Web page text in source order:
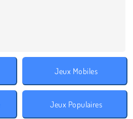
Jeux Mobiles
Jeux Populaires